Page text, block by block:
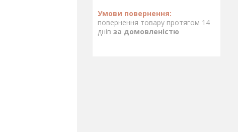
повернення товару протягом 14
днів за домовленістю